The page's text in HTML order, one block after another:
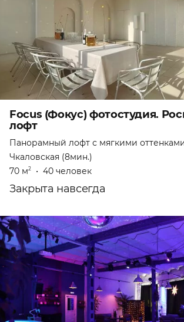
Focus (Фокус) фотостудия.
лофт
Панорамный лофт с мягкими
Чкаловская (8мин.)
70 м2 • 40 человек
Закрыта навсегда